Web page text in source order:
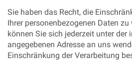
Sie haben das Recht, die
Ihrer personenbezogenen Daten zu
können Sie sich jederzeit unter der
angegebenen Adresse an uns
Einschränkung der Verarbeitung